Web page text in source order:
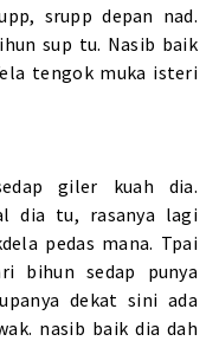
srupp depan nad.
sup tu. Nasib baik
tengok muka isteri
giler kuah dia.
dia tu, rasanya lagi
pedas mana. Tpai
bihun sedap punya
dekat sini ada
nasib baik dia dah